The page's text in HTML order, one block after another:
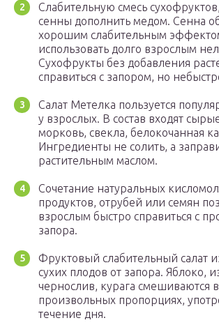
Слабительную смесь
сенны дополнить медом. Сенна
хорошим слабительным
использовать долго взрослым
Сухофрукты без добавления
справиться с запором, но
Салат Метелка пользуется
у взрослых. В состав входят
морковь, свекла, белокочанная
Ингредиенты не солить, а
растительным маслом.
Сочетание натуральных
продуктов, отрубей или семян
взрослым быстро справиться с
запора.
Фруктовый слабительный салат
сухих плодов от запора. Яблоко,
чернослив, курага смешиваются в
произвольных пропорциях,
течение дня.